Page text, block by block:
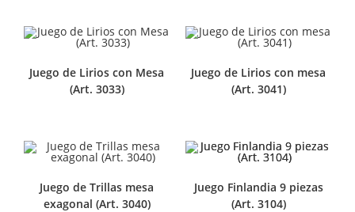
Juego de Lirios con Mesa
(Art. 3033)
Juego de Lirios con mesa
(Art. 3041)
Juego de Trillas mesa
exagonal (Art. 3040)
Juego Finlandia 9 piezas
(Art. 3104)